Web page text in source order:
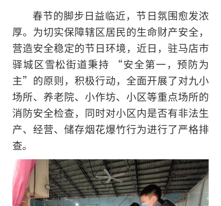
春节的脚步日益临近，节日氛围愈发浓
厚。为切实保障辖区居民的生命财产安全，
营造安全稳定的节日环境，近日，驻马店市
驿城区雪松街道秉持 “安全第一，预防为
主”的原则，积极行动，全面开展了对九小
场所、养老院、小作坊、小区等重点场所的
消防安全检查，同时对小区内是否有非法生
产、经营、储存烟花爆竹行为进行了严格排
查。